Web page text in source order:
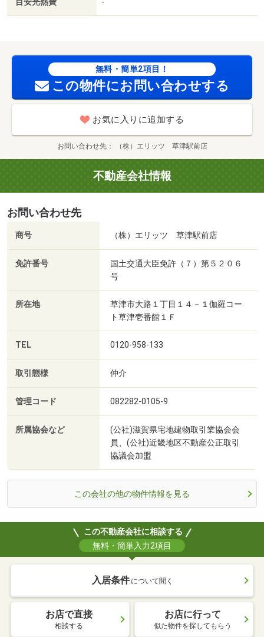
目安光熱費 -
無料・簡単2項目！
この物件にお問い合わせする
お気に入りに追加する
お問い合わせ先 （株）エリッツ 草津駅前店
不動産会社情報
お問い合わせ先
商号 （株）エリッツ 草津駅前店
免許番号
国土交通大臣免許（７）第５２０６
号
所在地
草津市大路１丁目１４－１伽羅コー
ト草津壱番館１Ｆ
TEL 0120-958-133
取引態様 仲介
管理コード 082282-0105-9
所属協会など
(公社)滋賀県宅地建物取引業協会会
員、(公社)近畿地区不動産公正取引
協議会加盟
この会社の他の物件情報を見る
この不動産会社に相談する
無料・簡単入力2項目
入居条件 について聞く
お店で直接
相談する
お店に行って
似た物件を探してもらう